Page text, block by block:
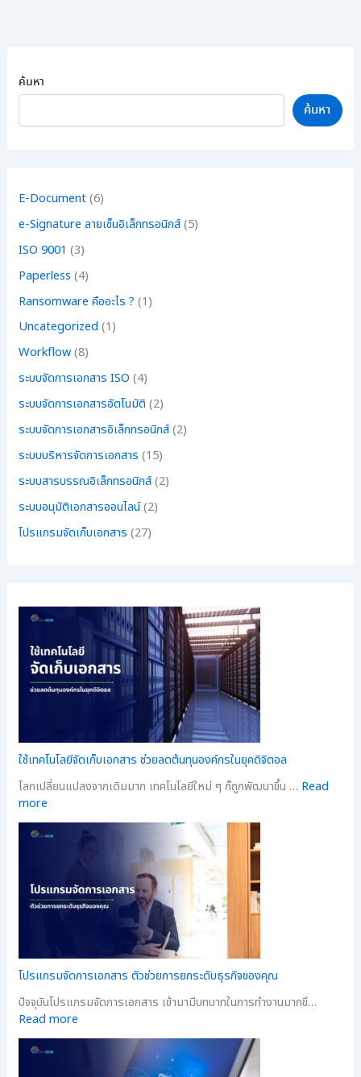
ค้นหา
ค้นหา
E-Document(6)
e-Signature ลายเซ็นอิเล็กทรอนิกส์(5)
ISO 9001 (3)
Paperless (4)
Ransomware คืออะไร ? (1)
Uncategorized (1)
Workflow(8)
ระบบจัดการเอกสาร ISO (4)
ระบบจัดการเอกสารอัตโนมัติ (2)
ระบบจัดการเอกสารอิเล็กทรอนิกส์(2)
ระบบบริหารจัดการเอกสาร (15)
ระบบสารบรรณอิเล็กทรอนิกส์(2)
ระบบอนุมัติเอกสารออนไลน์(2)
โปรแกรมจัดเก็บเอกสาร (27)
ใช้เทคโนโลยีจัดเก็บเอกสาร ช่วยลดต้นทุนองค์กรในยุคดิจิตอล
โลกเปลี่ยนแปลงจากเดิมมาก เทคโนโลยีใหม่ ๆ ก็ถูกพัฒนาขึ้น … Read
more
โปรแกรมจัดการเอกสาร ตัวช่วยการยกระดับธุรกิจของคุณ
ปัจจุบันโปรแกรมจัดการเอกสาร เข้ามามีบทบาทในการทำงานมากขึ…
Read more